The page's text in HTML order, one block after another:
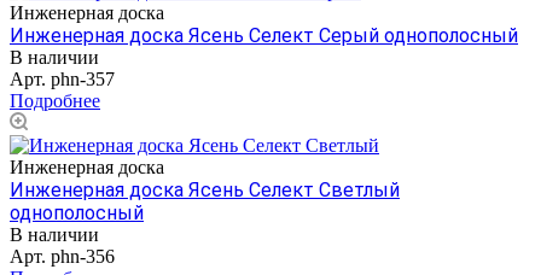
Инженерная доска
Инженерная доска Ясень Селект Серый однополосный
В наличии
Арт. phn-357
Подробнее
Инженерная доска
Инженерная доска Ясень Селект Светлый
однополосный
В наличии
Арт. phn-356